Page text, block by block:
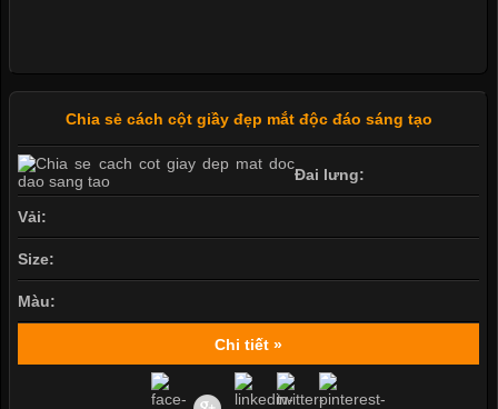
Chia sẻ cách cột giầy đẹp mắt độc đáo sáng tạo
Đai lưng:
Vải:
Size:
Màu:
Chi tiết »